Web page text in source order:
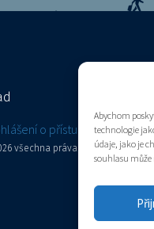
Abychom
technologie
údaje, jako je
souhlasu
o přístupnosti
všechna práva vyhrazena